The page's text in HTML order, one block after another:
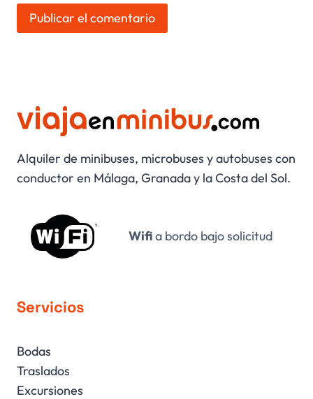
Alquiler de minibuses, microbuses y autobuses con
conductor en Málaga, Granada y la Costa del Sol.
Wifia bordo bajo solicitud
Servicios
Bodas
Traslados
Excursiones